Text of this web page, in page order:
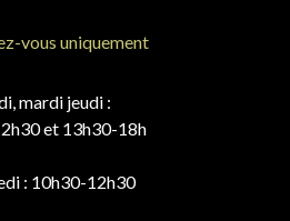
vous uniquement
mardi jeudi :
et 13h30-18h
: 10h30-12h30